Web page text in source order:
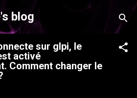
au contenu principal
blog
sur glpi, le
activé
Comment changer le